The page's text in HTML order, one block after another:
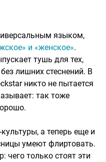
языком,
и «женское».
тушь для тех,
лишних стеснений. В
никто не пытается
так тоже
а теперь еще и
умеют флиртовать.
чего только стоят эти